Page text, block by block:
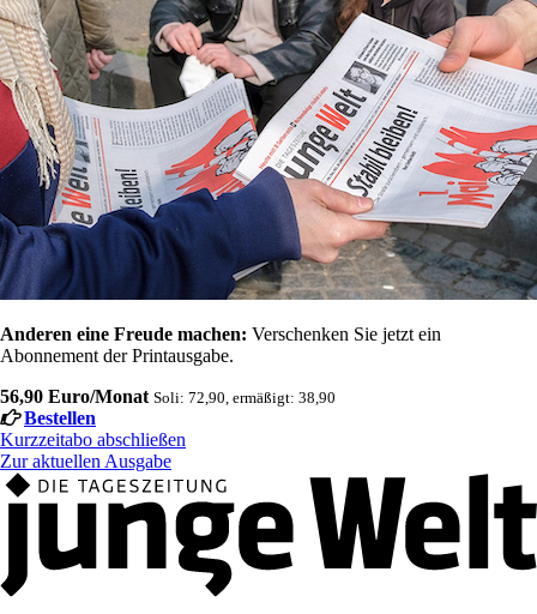
Anderen eine Freude machen: Verschenken Sie jetzt ein
Abonnement der Printausgabe.
56,90 Euro/Monat Soli: 72,90, ermäßigt: 38,90
Bestellen
Kurzzeitabo abschließen
Zur aktuellen Ausgabe